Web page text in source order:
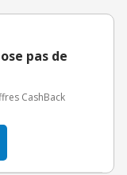
supplémentaire
chez eBuyClub.
pas de
CashBack